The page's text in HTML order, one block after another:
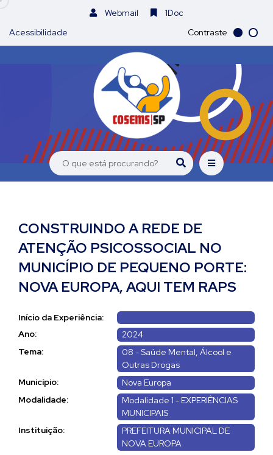
Webmail
1Doc
Acessibilidade
Contraste
CONSTRUINDO A REDE DE
ATENÇÃO PSICOSSOCIAL NO
MUNICÍPIO DE PEQUENO PORTE:
NOVA EUROPA, AQUI TEM RAPS
Início da Experiência:
Ano:
2024
Tema:
08 - Saúde Mental, Álcool e
Outras Drogas
Município:
Nova Europa
Modalidade:
Modalidade 1 - EXPERIÊNCIAS
MUNICIPAIS
Instituição:
PREFEITURA MUNICIPAL DE
NOVA EUROPA